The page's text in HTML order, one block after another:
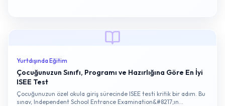
Yurtdışında Eğitim
Çocuğunuzun Sınıfı, Programı ve Hazırlığına Göre En İyi
ISEE Test
Çocuğunuzun özel okula giriş sürecinde ISEE testi kritik bir adım. Bu
sınav, Independent School Entrance Examination&#8217;ın